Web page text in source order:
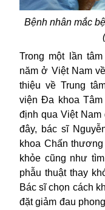
Bệnh nhân mắc
Trong một lần
năm ở Việt Nam
thiệu về Trung
viện Đa khoa
định qua Việt
đây, bác sĩ
khoa Chấn
khỏe cũng như
phẫu thuật thay
Bác sĩ chọn cách
đặt giảm đau